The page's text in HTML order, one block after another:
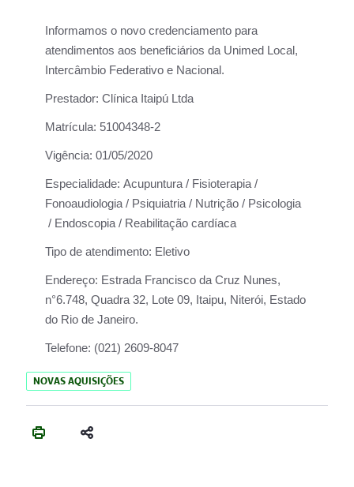
Informamos o novo credenciamento para
atendimentos aos beneficiários da Unimed Local,
Intercâmbio Federativo e Nacional.
Prestador: Clínica Itaipú Ltda
Matrícula: 51004348-2
Vigência: 01/05/2020
Especialidade: Acupuntura / Fisioterapia /
Fonoaudiologia / Psiquiatria / Nutrição / Psicologia
/ Endoscopia / Reabilitação cardíaca
Tipo de atendimento: Eletivo
Endereço: Estrada Francisco da Cruz Nunes,
n°6.748, Quadra 32, Lote 09, Itaipu, Niterói, Estado
do Rio de Janeiro.
Telefone: (021) 2609-8047
NOVAS AQUISIÇÕES